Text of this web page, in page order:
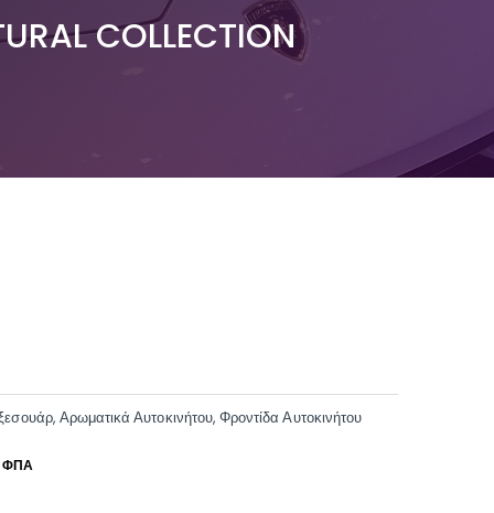
COLLECTION
, Αρωματικά Αυτοκινήτου,Φροντίδα Αυτοκινήτου